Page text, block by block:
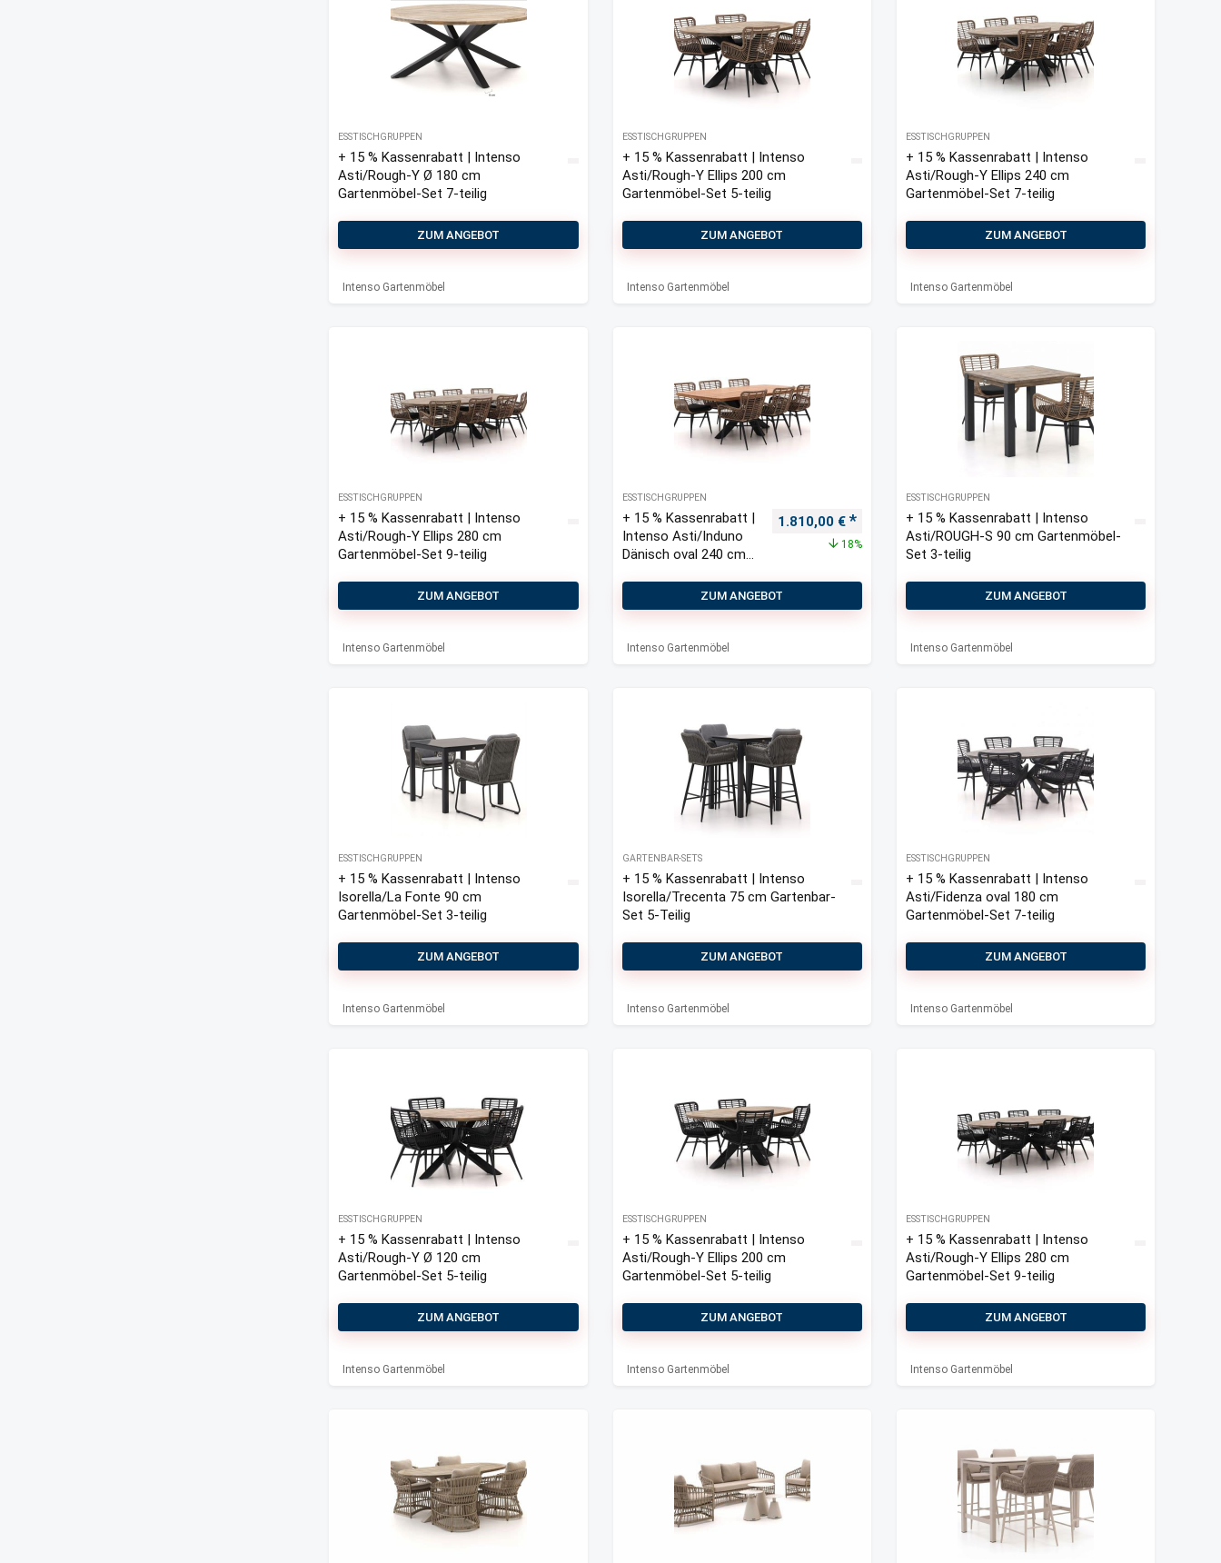
ESSTISCHGRUPPEN
+ 15 % Kassenrabatt | Intenso
Asti/Rough-Y Ø 180 cm
Gartenmöbel-Set 7-teilig
ZUM ANGEBOT
Intenso Gartenmöbel
ESSTISCHGRUPPEN
+ 15 % Kassenrabatt | Intenso
Asti/Rough-Y Ellips 200 cm
Gartenmöbel-Set 5-teilig
ZUM ANGEBOT
Intenso Gartenmöbel
ESSTISCHGRUPPEN
+ 15 % Kassenrabatt | Intenso
Asti/Rough-Y Ellips 240 cm
Gartenmöbel-Set 7-teilig
ZUM ANGEBOT
Intenso Gartenmöbel
ESSTISCHGRUPPEN
+ 15 % Kassenrabatt | Intenso
Asti/Rough-Y Ellips 280 cm
Gartenmöbel-Set 9-teilig
ZUM ANGEBOT
Intenso Gartenmöbel
ESSTISCHGRUPPEN
+ 15 % Kassenrabatt |
Intenso Asti/Induno
Dänisch oval 240 cm
Ursprünglicher Preis war: 2.210,00 €
1.810,00 € Aktueller Preis ist: 1.810,00 €.
18%
ZUM ANGEBOT
Intenso Gartenmöbel
ESSTISCHGRUPPEN
+ 15 % Kassenrabatt | Intenso
Asti/ROUGH-S 90 cm Gartenmöbel-
Set 3-teilig
ZUM ANGEBOT
Intenso Gartenmöbel
ESSTISCHGRUPPEN
+ 15 % Kassenrabatt | Intenso
Isorella/La Fonte 90 cm
Gartenmöbel-Set 3-teilig
ZUM ANGEBOT
Intenso Gartenmöbel
GARTENBAR-SETS
+ 15 % Kassenrabatt | Intenso
Isorella/Trecenta 75 cm Gartenbar-
Set 5-Teilig
ZUM ANGEBOT
Intenso Gartenmöbel
ESSTISCHGRUPPEN
+ 15 % Kassenrabatt | Intenso
Asti/Fidenza oval 180 cm
Gartenmöbel-Set 7-teilig
ZUM ANGEBOT
Intenso Gartenmöbel
ESSTISCHGRUPPEN
+ 15 % Kassenrabatt | Intenso
Asti/Rough-Y Ø 120 cm
Gartenmöbel-Set 5-teilig
ZUM ANGEBOT
Intenso Gartenmöbel
ESSTISCHGRUPPEN
+ 15 % Kassenrabatt | Intenso
Asti/Rough-Y Ellips 200 cm
Gartenmöbel-Set 5-teilig
ZUM ANGEBOT
Intenso Gartenmöbel
ESSTISCHGRUPPEN
+ 15 % Kassenrabatt | Intenso
Asti/Rough-Y Ellips 280 cm
Gartenmöbel-Set 9-teilig
ZUM ANGEBOT
Intenso Gartenmöbel